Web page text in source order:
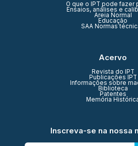
O que o IPT pode fazer
Ensaios, análises e
Areia Normal
Educação
SAA Normas
Acervo
Revista do IPT
Publicações IPT
Informações sobre
Biblioteca
Patentes
Memória
Inscreva-se na nossa